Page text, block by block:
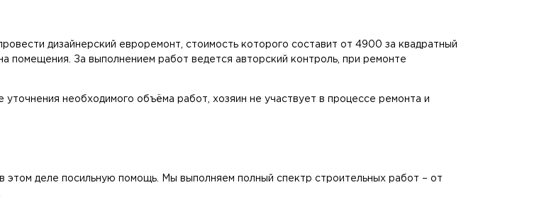
дизайнерский евроремонт, стоимость которого составит от 4900 за квадратный
помещения. За выполнением работ ведется авторский контроль, при ремонте
необходимого объёма работ, хозяин не участвует в процессе ремонта и
деле посильную помощь. Мы выполняем полный спектр строительных работ – от